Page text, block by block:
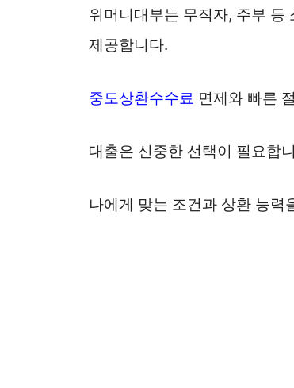
위머니대부는 무직자, 주부 등
제공합니다.
중도상환수수료 면제와 빠른
대출은 신중한 선택이 필요합
나에게 맞는 조건과 상환 능력